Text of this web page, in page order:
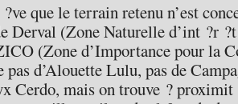
que le terrain retenu n’est
Derval (Zone Naturelle d’int ?r
(Zone d’Importance pour la
pas d’Alouette Lulu, pas de
Cerdo, mais on trouve ? proximit